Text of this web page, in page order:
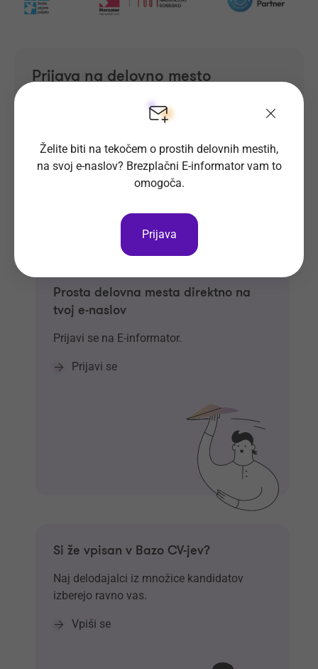
Prijava na delovno mesto
Prosta delovna mesta direktno na
tvoj e-naslov
Prijavi se na E-informator.
Prijavi se
Si že vpisan v Bazo CV-jev?
Naj delodajalci iz množice kandidatov
izberejo ravno vas.
Vpiši se
Želite biti na tekočem o prostih delovnih mestih,
na svoj e-naslov? Brezplačni E-informator vam to
omogoča.
Prijava